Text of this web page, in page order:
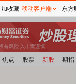
焦点 股票 新股 期指
加收藏 移动客户端 东方